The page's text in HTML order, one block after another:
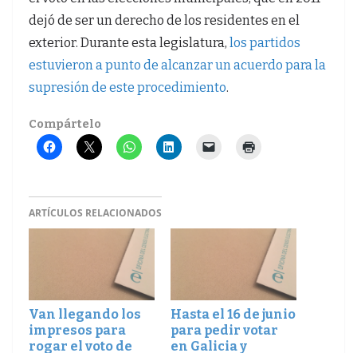
dejó de ser un derecho de los residentes en el
exterior. Durante esta legislatura, los partidos
estuvieron a punto de alcanzar un acuerdo para la
supresión de este procedimiento.
Compártelo
ARTÍCULOS RELACIONADOS
Van llegando los
impresos para
rogar el voto de
Hasta el 16 de junio
para pedir votar
en Galicia y